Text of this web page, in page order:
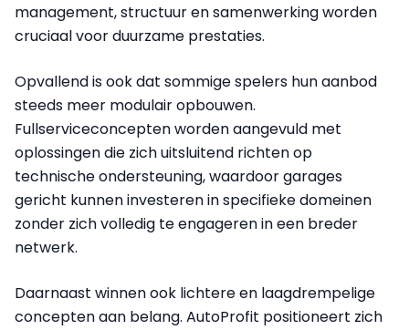
management, structuur en samenwerking worden
cruciaal voor duurzame prestaties.
Opvallend is ook dat sommige spelers hun aanbod
steeds meer modulair opbouwen.
Fullserviceconcepten worden aangevuld met
oplossingen die zich uitsluitend richten op
technische ondersteuning, waardoor garages
gericht kunnen investeren in specifieke domeinen
zonder zich volledig te engageren in een breder
netwerk.
Daarnaast winnen ook lichtere en laagdrempelige
concepten aan belang. AutoProfit positioneert zich